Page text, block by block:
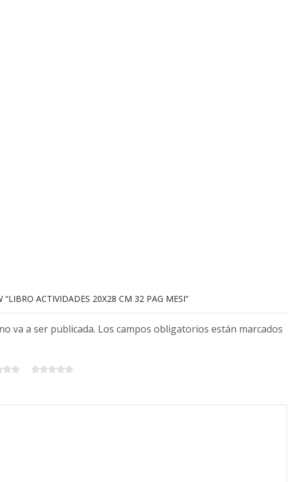
“LIBRO ACTIVIDADES 20X28 CM 32 PAG MESI”
va a ser publicada. Los campos obligatorios están marcados